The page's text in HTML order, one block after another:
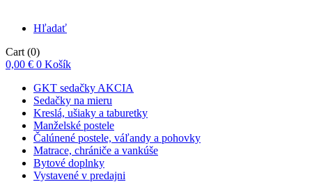
Hľadať
Cart (0)
0,00 € 0 Košík
GKT sedačky AKCIA
Sedačky na mieru
Kreslá, ušiaky a taburetky
Manželské postele
Čalúnené postele, váľandy a pohovky
Matrace, chrániče a vankúše
Bytové doplnky
Vystavené v predajni